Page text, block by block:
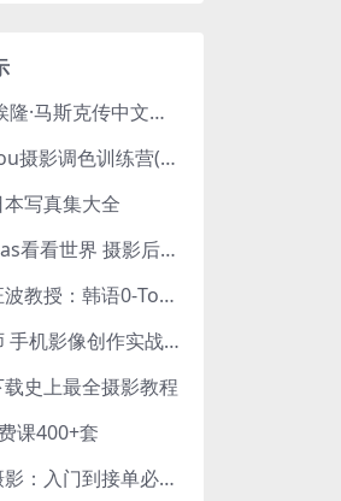
2023埃隆·马斯克传中文版 电子书pdf
just you摄影调色训练营(已加密}
写真集大全
Thomas看看世界 摄影后期调色：给摄影爱好者的色彩课 网盘下载
北外汪波教授：韩语0-Topik6全程班
陈老师 手机影像创作实战课程：从入门到精通【完结】
史上最全摄影教程
课400+套
婚礼摄影：入门到接单必修课